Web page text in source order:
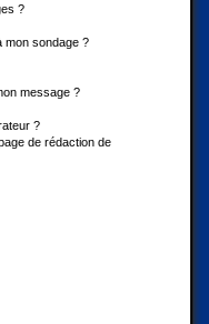
?
mon sondage ?
message ?
?
de rédaction de